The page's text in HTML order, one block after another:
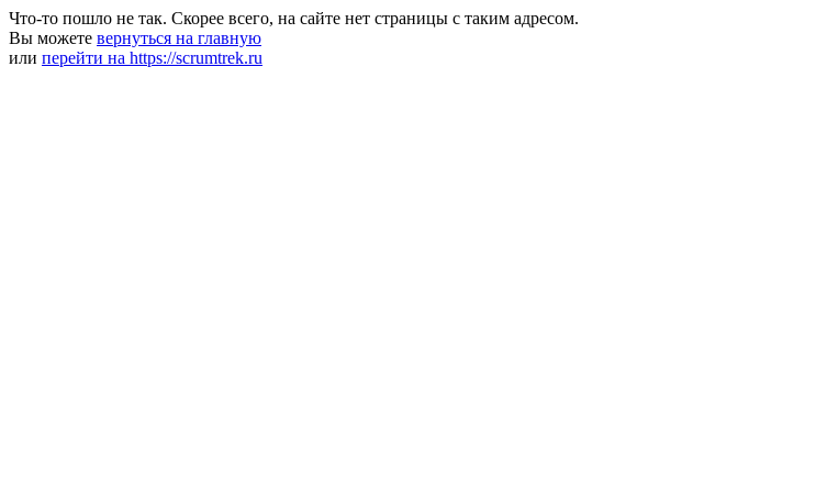
Что-то пошло не так. Скорее всего, на сайте нет страницы с таким адресом.
Вы можете вернуться на главную
или перейти на https://scrumtrek.ru